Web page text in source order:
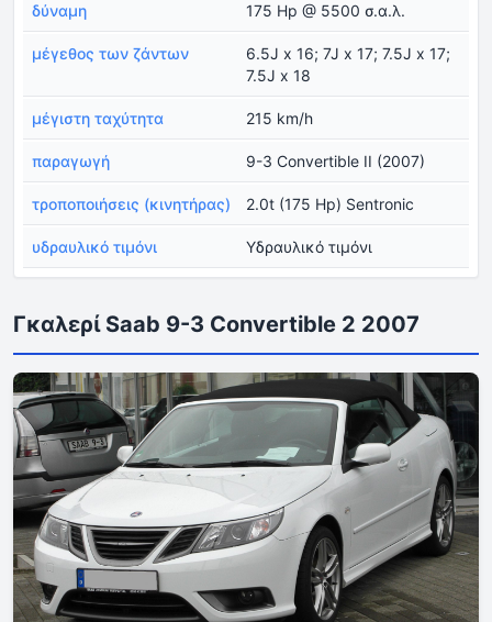
δύναμη 175 Hp @ 5500 σ.α.λ.
μέγεθος των ζάντων
6.5J x 16; 7J x 17; 7.5J x 17;
7.5J x 18
μέγιστη ταχύτητα 215 km/h
παραγωγή 9-3 Convertible II (2007)
τροποποιήσεις (κινητήρας) 2.0t (175 Hp) Sentronic
υδραυλικό τιμόνι Υδραυλικό τιμόνι
Γκαλερί Saab 9-3 Convertible 2 2007